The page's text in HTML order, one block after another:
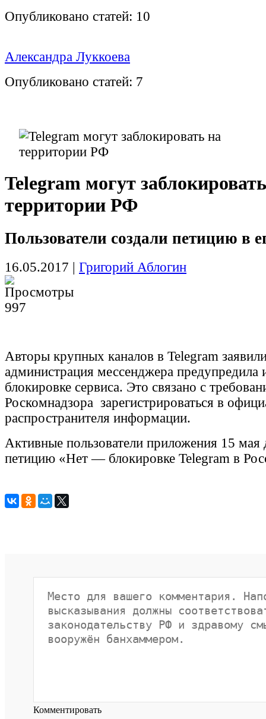
Опубликовано статей: 10
Александра Луккоева
Опубликовано статей: 7
Telegram могут
территории РФ
Пользователи создали петицию в
16.05.2017 | Григорий Аблогин
997
Авторы крупных каналов в Telegram
администрация мессенджера
блокировке сервиса. Это связано с
Роскомнадзора зарегистрироваться в
распространителя информации.
Активные пользователи приложения 15 мая
петицию «Нет — блокировке Telegram в
Комментировать